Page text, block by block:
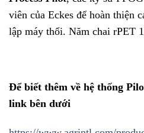
viên của Eckes để hoàn thiện
lập máy thổi. Năm chai rPET
Để biết thêm về hệ thống
link bên dưới